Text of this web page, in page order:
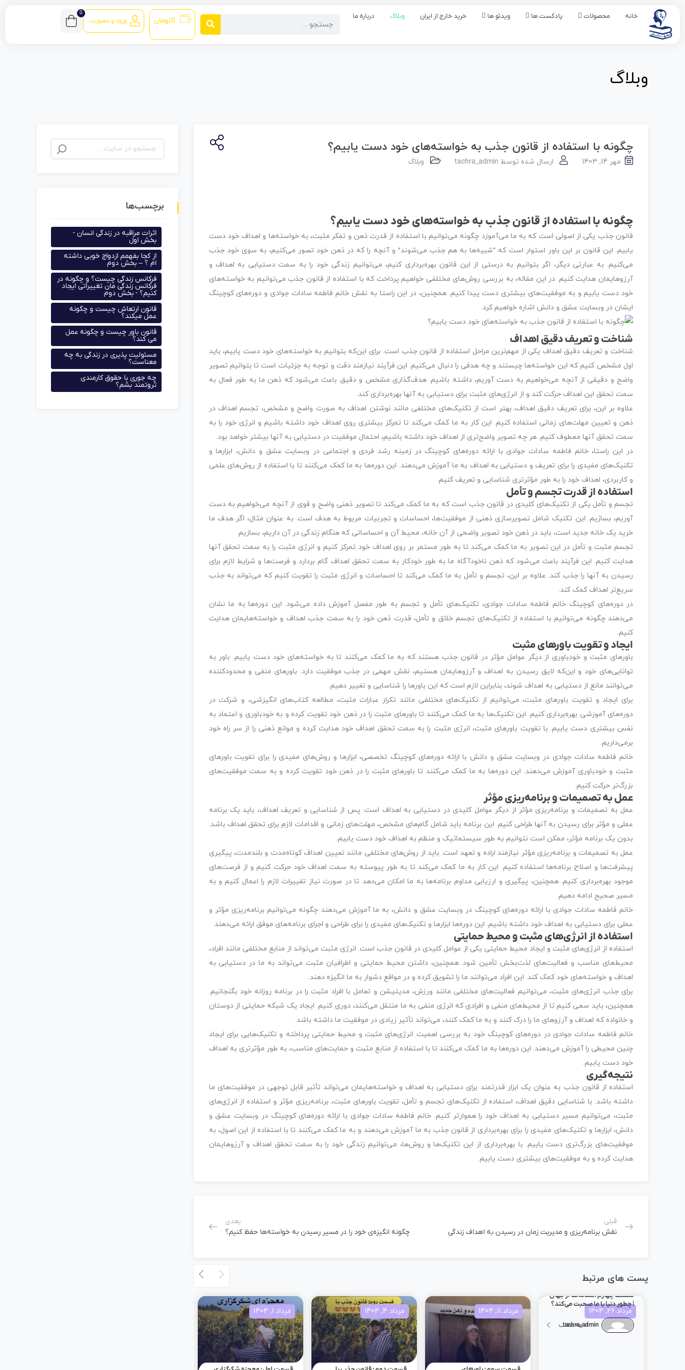
خانه محصولات پادکست ها ویدئو ها خرید خارج از ایران وبلاگ درباره ما 0تومان ورود و عضویت
0
وبلاگ
چگونه با استفاده از قانون جذب به خواسته‌های خود دست یابیم؟
مهر 14, 1403 ارسال شده توسط tachra_admin وبلاگ
چگونه با استفاده از قانون جذب به خواسته‌های خود دست یابیم؟
قانون جذب یکی از اصولی است که به ما می‌آموزد چگونه می‌توانیم با استفاده از قدرت ذهن و تفکر مثبت، به خواسته‌ها و اهداف خود دست
یابیم. این قانون بر این باور استوار است که “شبیه‌ها به هم جذب می‌شوند” و آنچه را که در ذهن خود تصور می‌کنیم، به سوی خود جذب
می‌کنیم. به عبارتی دیگر، اگر بتوانیم به درستی از این قانون بهره‌برداری کنیم، می‌توانیم زندگی خود را به سمت دستیابی به اهداف و
آرزوهایمان هدایت کنیم. در این مقاله، به بررسی روش‌های مختلفی خواهیم پرداخت که با استفاده از قانون جذب می‌توانیم به خواسته‌های
خود دست یابیم و به موفقیت‌های بیشتری دست پیدا کنیم. همچنین، در این راستا به نقش خانم فاطمه سادات جوادی و دوره‌های کوچینگ
ایشان در وبسایت عشق و دانش اشاره خواهیم کرد.
شناخت و تعریف دقیق اهداف
شناخت و تعریف دقیق اهداف یکی از مهم‌ترین مراحل استفاده از قانون جذب است. برای این‌که بتوانیم به خواسته‌های خود دست یابیم، باید
اول مشخص کنیم که این خواسته‌ها چیستند و چه هدفی را دنبال می‌کنیم. این فرآیند نیازمند دقت و توجه به جزئیات است تا بتوانیم تصویر
واضح و دقیقی از آنچه می‌خواهیم به دست آوریم، داشته باشیم. هدف‌گذاری مشخص و دقیق باعث می‌شود که ذهن ما به طور فعال به
سمت تحقق این اهداف حرکت کند و از انرژی‌های مثبت برای دستیابی به آنها بهره‌برداری کند.
علاوه بر این، برای تعریف دقیق اهداف، بهتر است از تکنیک‌های مختلفی مانند نوشتن اهداف به صورت واضح و مشخص، تجسم اهداف در
ذهن و تعیین مهلت‌های زمانی استفاده کنیم. این کار به ما کمک می‌کند تا تمرکز بیشتری روی اهداف خود داشته باشیم و انرژی خود را به
سمت تحقق آنها معطوف کنیم. هر چه تصویر واضح‌تری از اهداف خود داشته باشیم، احتمال موفقیت در دستیابی به آنها بیشتر خواهد بود.
در این راستا، خانم فاطمه سادات جوادی با ارائه دوره‌های کوچینگ در زمینه رشد فردی و اجتماعی در وبسایت عشق و دانش، ابزارها و
تکنیک‌های مفیدی را برای تعریف و دستیابی به اهداف به ما آموزش می‌دهند. این دوره‌ها به ما کمک می‌کنند تا با استفاده از روش‌های علمی
و کاربردی، اهداف خود را به طور مؤثرتری شناسایی و تعریف کنیم.
استفاده از قدرت تجسم و تأمل
تجسم و تأمل یکی از تکنیک‌های کلیدی در قانون جذب است که به ما کمک می‌کند تا تصویر ذهنی واضح و قوی از آنچه می‌خواهیم به دست
آوریم، بسازیم. این تکنیک شامل تصویرسازی ذهنی از موفقیت‌ها، احساسات و تجربیات مربوط به هدف است. به عنوان مثال، اگر هدف ما
خرید یک خانه جدید است، باید در ذهن خود تصویر واضحی از آن خانه، محیط آن و احساساتی که هنگام زندگی در آن داریم، بسازیم.
تجسم مثبت و تأمل در این تصویر به ما کمک می‌کند تا به طور مستمر بر روی اهداف خود تمرکز کنیم و انرژی مثبت را به سمت تحقق آنها
هدایت کنیم. این فرآیند باعث می‌شود که ذهن ناخودآگاه ما به طور خودکار به سمت تحقق اهداف گام بردارد و فرصت‌ها و شرایط لازم برای
رسیدن به آنها را جذب کند. علاوه بر این، تجسم و تأمل به ما کمک می‌کند تا احساسات و انرژی مثبت را تقویت کنیم که می‌تواند به جذب
سریع‌تر اهداف کمک کند.
در دوره‌های کوچینگ خانم فاطمه سادات جوادی، تکنیک‌های تأمل و تجسم به طور مفصل آموزش داده می‌شود. این دوره‌ها به ما نشان
می‌دهند چگونه می‌توانیم با استفاده از تکنیک‌های تجسم خلاق و تأمل، قدرت ذهن خود را به سمت جذب اهداف و خواسته‌هایمان هدایت
کنیم.
ایجاد و تقویت باورهای مثبت
باورهای مثبت و خودباوری از دیگر عوامل مؤثر در قانون جذب هستند که به ما کمک می‌کنند تا به خواسته‌های خود دست یابیم. باور به
توانایی‌های خود و این‌که لایق رسیدن به اهداف و آرزوهایمان هستیم، نقش مهمی در جذب موفقیت دارد. باورهای منفی و محدودکننده
می‌توانند مانع از دستیابی به اهداف شوند، بنابراین لازم است که این باورها را شناسایی و تغییر دهیم.
برای ایجاد و تقویت باورهای مثبت، می‌توانیم از تکنیک‌های مختلفی مانند تکرار عبارات مثبت، مطالعه کتاب‌های انگیزشی، و شرکت در
دوره‌های آموزشی بهره‌برداری کنیم. این تکنیک‌ها به ما کمک می‌کنند تا باورهای مثبت را در ذهن خود تقویت کرده و به خودباوری و اعتماد به
نفس بیشتری دست یابیم. با تقویت باورهای مثبت، انرژی مثبت را به سمت تحقق اهداف خود هدایت کرده و موانع ذهنی را از سر راه خود
برمی‌داریم.
خانم فاطمه سادات جوادی در وبسایت عشق و دانش با ارائه دوره‌های کوچینگ تخصصی، ابزارها و روش‌های مفیدی را برای تقویت باورهای
مثبت و خودباوری آموزش می‌دهند. این دوره‌ها به ما کمک می‌کنند تا باورهای مثبت را در ذهن خود تقویت کرده و به سمت موفقیت‌های
بزرگ‌تر حرکت کنیم.
عمل به تصمیمات و برنامه‌ریزی مؤثر
عمل به تصمیمات و برنامه‌ریزی مؤثر از دیگر عوامل کلیدی در دستیابی به اهداف است. پس از شناسایی و تعریف اهداف، باید یک برنامه
عملی و مؤثر برای رسیدن به آنها طراحی کنیم. این برنامه باید شامل گام‌های مشخص، مهلت‌های زمانی و اقدامات لازم برای تحقق اهداف باشد.
بدون یک برنامه مؤثر، ممکن است نتوانیم به طور سیستماتیک و منظم به اهداف خود دست یابیم.
عمل به تصمیمات و برنامه‌ریزی مؤثر نیازمند اراده و تعهد است. باید از روش‌های مختلفی مانند تعیین اهداف کوتاه‌مدت و بلندمدت، پیگیری
پیشرفت‌ها و اصلاح برنامه‌ها استفاده کنیم. این کار به ما کمک می‌کند تا به طور پیوسته به سمت اهداف خود حرکت کنیم و از فرصت‌های
موجود بهره‌برداری کنیم. همچنین، پیگیری و ارزیابی مداوم برنامه‌ها به ما امکان می‌دهد تا در صورت نیاز تغییرات لازم را اعمال کنیم و به
مسیر صحیح ادامه دهیم.
خانم فاطمه سادات جوادی با ارائه دوره‌های کوچینگ در وبسایت عشق و دانش، به ما آموزش می‌دهند چگونه می‌توانیم برنامه‌ریزی مؤثر و
عملی برای دستیابی به اهداف خود داشته باشیم. این دوره‌ها ابزارها و تکنیک‌های مفیدی را برای طراحی و اجرای برنامه‌های موفق ارائه می‌دهند.
استفاده از انرژی‌های مثبت و محیط حمایتی
استفاده از انرژی‌های مثبت و ایجاد محیط حمایتی یکی از عوامل کلیدی در قانون جذب است. انرژی مثبت می‌تواند از منابع مختلفی مانند افراد،
محیط‌های مناسب و فعالیت‌های لذت‌بخش تأمین شود. همچنین، داشتن محیط حمایتی و اطرافیان مثبت می‌تواند به ما در دستیابی به
اهداف و خواسته‌های خود کمک کند. این افراد می‌توانند ما را تشویق کرده و در مواقع دشوار به ما انگیزه دهند.
برای جذب انرژی‌های مثبت، می‌توانیم فعالیت‌های مختلفی مانند ورزش، مدیتیشن و تعامل با افراد مثبت را در برنامه روزانه خود بگنجانیم.
همچنین، باید سعی کنیم تا از محیط‌های منفی و افرادی که انرژی منفی به ما منتقل می‌کنند، دوری کنیم. ایجاد یک شبکه حمایتی از دوستان
و خانواده که اهداف و آرزوهای ما را درک کنند و به ما کمک کنند، می‌تواند تأثیر زیادی در موفقیت ما داشته باشد.
خانم فاطمه سادات جوادی در دوره‌های کوچینگ خود به بررسی اهمیت انرژی‌های مثبت و محیط حمایتی پرداخته و تکنیک‌هایی برای ایجاد
چنین محیطی را آموزش می‌دهند. این دوره‌ها به ما کمک می‌کنند تا با استفاده از منابع مثبت و حمایت‌های مناسب، به طور مؤثرتری به اهداف
خود دست یابیم.
نتیجه‌گیری
استفاده از قانون جذب به عنوان یک ابزار قدرتمند برای دستیابی به اهداف و خواسته‌هایمان می‌تواند تأثیر قابل توجهی در موفقیت‌های ما
داشته باشد. با شناسایی دقیق اهداف، استفاده از تکنیک‌های تجسم و تأمل، تقویت باورهای مثبت، برنامه‌ریزی مؤثر و استفاده از انرژی‌های
مثبت، می‌توانیم مسیر دستیابی به اهداف خود را هموارتر کنیم. خانم فاطمه سادات جوادی با ارائه دوره‌های کوچینگ در وبسایت عشق و
دانش، ابزارها و تکنیک‌های مفیدی را برای بهره‌برداری از قانون جذب به ما آموزش می‌دهند و به ما کمک می‌کنند تا با استفاده از این اصول، به
موفقیت‌های بزرگ‌تری دست یابیم. با بهره‌برداری از این تکنیک‌ها و روش‌ها، می‌توانیم زندگی خود را به سمت تحقق اهداف و آرزوهایمان
هدایت کرده و به موفقیت‌های بیشتری دست یابیم.
قبلی
نقش برنامه‌ریزی و مدیریت زمان در رسیدن به اهداف زندگی
بعدی
چگونه انگیزه‌ی خود را در مسیر رسیدن به خواسته‌ها حفظ کنیم؟
پست های مرتبط
مرداد 26, 1404
قسمت چهارم :نشانه‌ها از جهان
| چطور دنیا با ما صحبت می‌کند؟
tachra_admin
ادامه مطلب
مرداد 11, 1404 مرداد 4, 1404 مرداد 1, 1404
برچسب‌ها
اثرات مراقبه در زندگی انسان -
بخش اول
از کجا بفهمم ازدواج خوبی داشته
ام ؟ – بخش دوم
فرکانس زندگی چیست؟ و چگونه در
فرکانس زندگی مان تغییراتی ایجاد
کنیم؟ - بخش دوم
قانون ارتعاش چیست و چگونه
عمل میکند؟
قانون باور چیست و چگونه عمل
می کند؟
مسئولیت پذیری در زندگی به چه
معناست؟
چه جوری با حقوق کارمندی
ثروتمند بشم؟